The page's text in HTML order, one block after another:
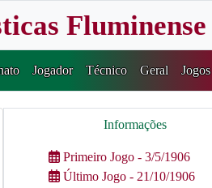
Fluminense
Jogador Técnico Geral Jogos
Informações
Primeiro Jogo - 3/5/1906
Último Jogo - 21/10/1906